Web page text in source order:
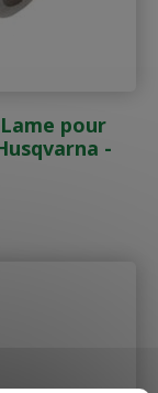
pour
-